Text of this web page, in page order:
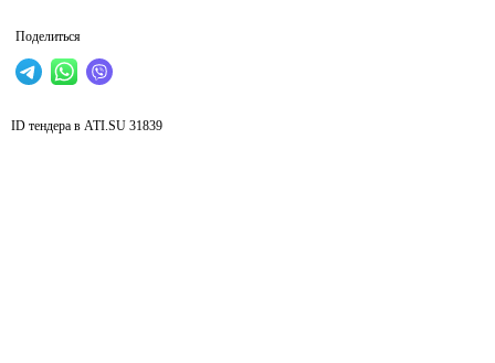
Поделиться
ID тендера в ATI.SU 31839